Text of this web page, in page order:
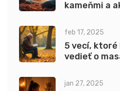
kameňmi a
feb 17, 2025
5 vecí, ktoré
vedieť o
jan 27, 2025